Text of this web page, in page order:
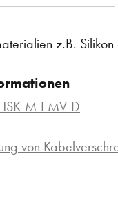
z.B.
M-EMV-D
von